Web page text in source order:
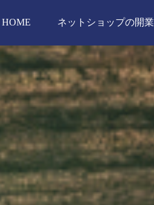
HOME ネットショップの開業